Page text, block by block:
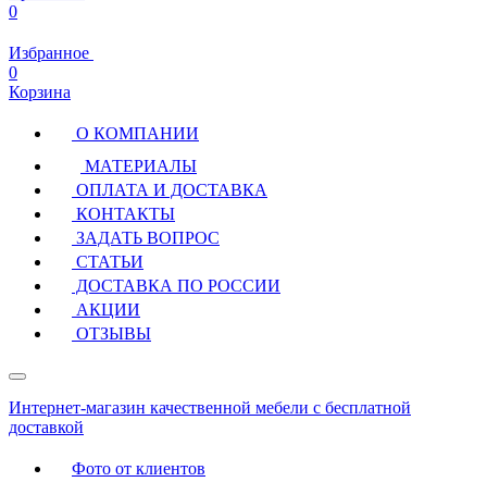
0
Избранное
0
Корзина
О КОМПАНИИ
МАТЕРИАЛЫ
ОПЛАТА И ДОСТАВКА
КОНТАКТЫ
ЗАДАТЬ ВОПРОС
СТАТЬИ
ДОСТАВКА ПО РОССИИ
АКЦИИ
ОТЗЫВЫ
Интернет-магазин качественной мебели с бесплатной
доставкой
Фото от клиентов